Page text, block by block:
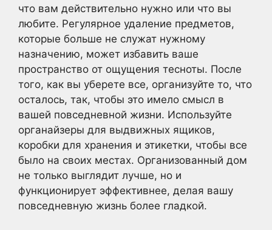
что вам действительно нужно или что вы
любите. Регулярное удаление предметов,
которые больше не служат нужному
назначению, может избавить ваше
пространство от ощущения тесноты. После
того, как вы уберете все, организуйте то, что
осталось, так, чтобы это имело смысл в
вашей повседневной жизни. Используйте
органайзеры для выдвижных ящиков,
коробки для хранения и этикетки, чтобы все
было на своих местах. Организованный дом
не только выглядит лучше, но и
функционирует эффективнее, делая вашу
повседневную жизнь более гладкой.